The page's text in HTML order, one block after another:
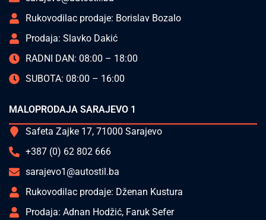
Rukovodilac prodaje: Borislav Bozalo
Prodaja: Slavko Dakić
RADNI DAN: 08:00 – 18:00
SUBOTA: 08:00 – 16:00
MALOPRODAJA SARAJEVO 1
Safeta Zajke 17, 71000 Sarajevo
+387 (0) 62 802 666
sarajevo1@autostil.ba
Rukovodilac prodaje: Dženan Kustura
Prodaja: Adnan Hodžić, Faruk Sefer